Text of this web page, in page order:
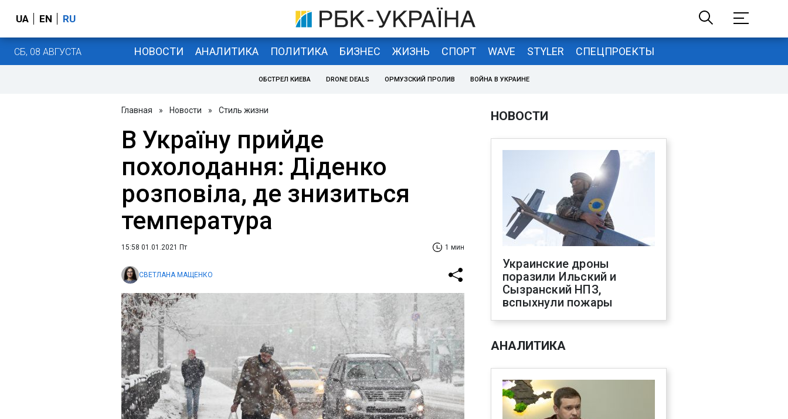
UA EN RU
СБ, 08 АВГУСТА НОВОСТИ АНАЛИТИКА ПОЛИТИКА БИЗНЕС ЖИЗНЬ СПОРТ WAVE STYLER СПЕЦПРОЕКТЫ
ОБСТРЕЛ КИЕВА DRONE DEALS ОРМУЗСКИЙ ПРОЛИВ ВОЙНА В УКРАИНЕ
Главная » Новости » Стиль жизни
В Україну прийде
похолодання: Діденко
розповіла, де знизиться
температура
15:58 01.01.2021 Пт 1 мин
СВЕТЛАНА МАЩЕНКО
НОВОСТИ
Украинские дроны
поразили Ильский и
Сызранский НПЗ,
вспыхнули пожары
АНАЛИТИКА